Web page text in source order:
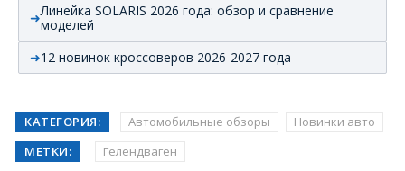
Линейка SOLARIS 2026 года: обзор и сравнение
моделей
12 новинок кроссоверов 2026-2027 года
КАТЕГОРИЯ: Автомобильные обзоры
Новинки авто
МЕТКИ:
Гелендваген